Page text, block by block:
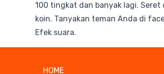
100 tingkat dan banyak lagi.
koin. Tanyakan teman Anda di
Efek suara.
HOME